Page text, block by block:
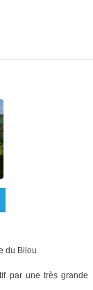
du Bilou
par une très grande